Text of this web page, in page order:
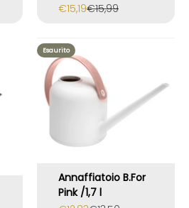
Prezzo scontato
€15,19Prezzo
€15,99
Esaurito
Annaffiatoio B.For
Pink /1,7 l